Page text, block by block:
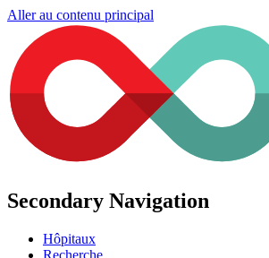
Aller au contenu principal
Secondary Navigation
Hôpitaux